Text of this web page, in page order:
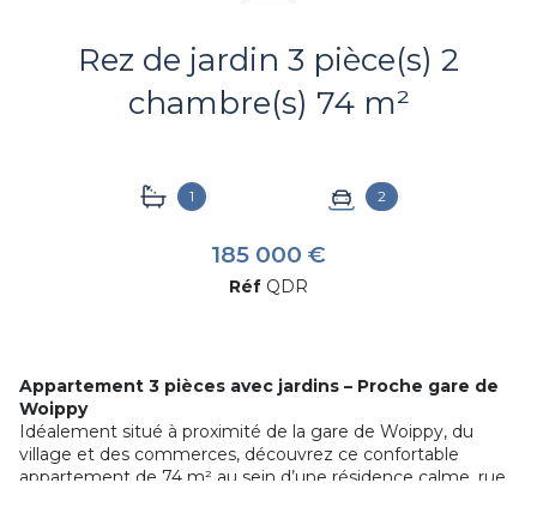
Rez de jardin 3 pièce(s) 2
chambre(s) 74 m²
1 2
185 000 €
Réf QDR
Appartement 3 pièces avec jardins – Proche gare de
Woippy
Idéalement situé à proximité de la gare de Woippy, du
village et des commerces, découvrez ce confortable
appartement de 74 m² au sein d’une résidence calme, rue